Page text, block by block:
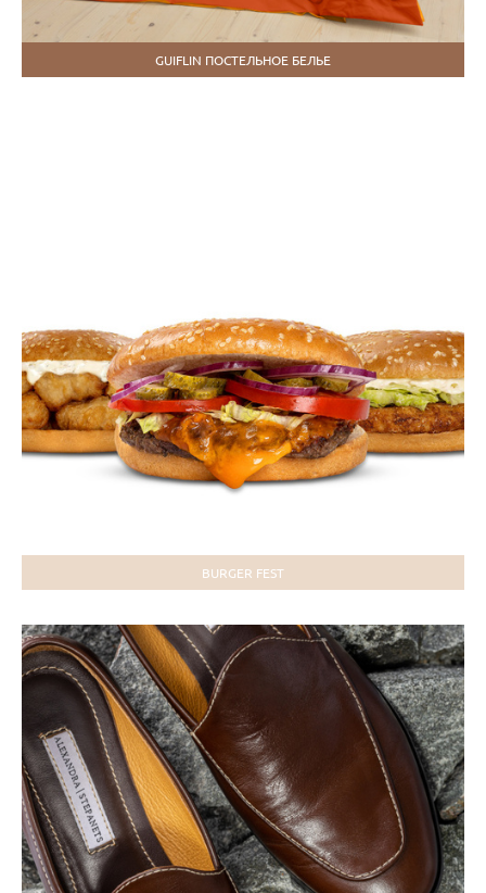
GUIFLIN ПОСТЕЛЬНОЕ БЕЛЬЕ
BURGER FEST